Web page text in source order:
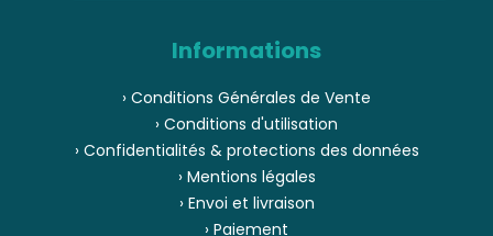
Informations
› Conditions Générales de Vente
› Conditions d'utilisation
› Confidentialités & protections des données
› Mentions légales
› Envoi et livraison
› Paiement